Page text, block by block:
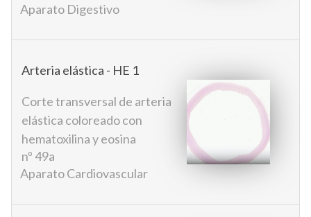
Aparato Digestivo
Arteria elástica - HE 1
Corte transversal de arteria
elástica coloreado con
hematoxilina y eosina
nº 49a
Aparato Cardiovascular